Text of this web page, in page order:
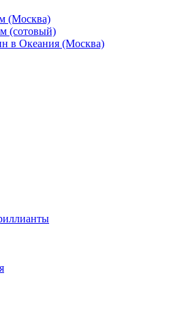
(Москва)
(сотовый)
в Океания (Москва)